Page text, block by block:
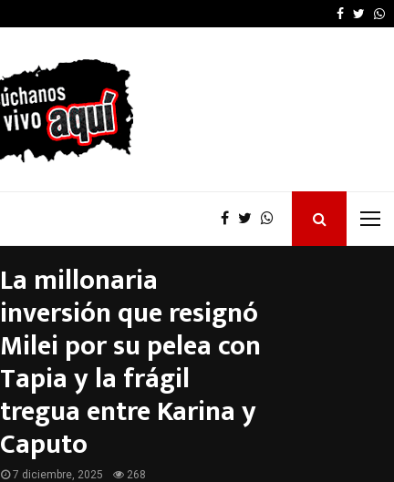
Pablo Quirno
La millonaria
inversión que resignó
Milei por su pelea con
Tapia y la frágil
tregua entre Karina y
Caputo
7 diciembre, 2025 268